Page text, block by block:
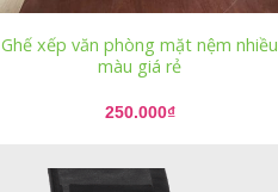
Ghế xếp văn phòng mặt nệm nhiều
màu giá rẻ
250.000₫